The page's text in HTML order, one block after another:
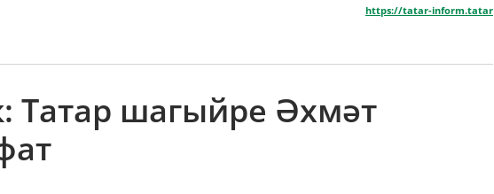
https://tatar-inform.tatar
Татар шагыйре Әхмәт